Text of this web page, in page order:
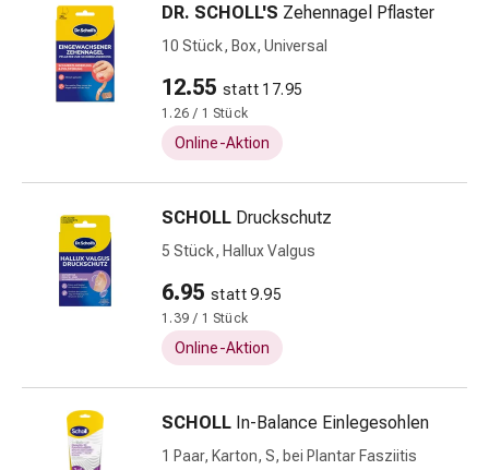
Sets
Wundauflage
desinfektion
Zugsalbe
Tupfer
Ohren
Ohrenschmerzen
Ohrenpflege
DR. SCHOLL'S Zehennagel Pflaster
10 Stück, Box, Universal
12.55 statt 17.95
1.26 / 1 Stück
Online-Aktion
SCHOLL Druckschutz
5 Stück, Hallux Valgus
6.95 statt 9.95
1.39 / 1 Stück
Online-Aktion
SCHOLL In-Balance Einlegesohlen
1 Paar, Karton, S, bei Plantar Fasziitis